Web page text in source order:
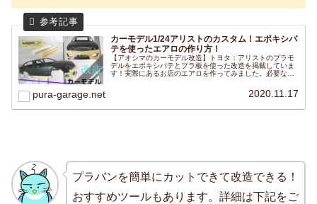
カーモデル1/24アリストのカスタム！エポキシパ
テを使ったエアロの作り方！
【アオシマのカーモデル改造】トヨタ：アリストのプラモ
デルをエポキシパテとプラ板を使った改造を掲載していま
す！実際にあるお店のエアロを作ってみました。必要な道
pura-garage.net 2020.11.17
プラバンを簡単にカットできて改造できる！
おすすめツールもあります。詳細は下記をご